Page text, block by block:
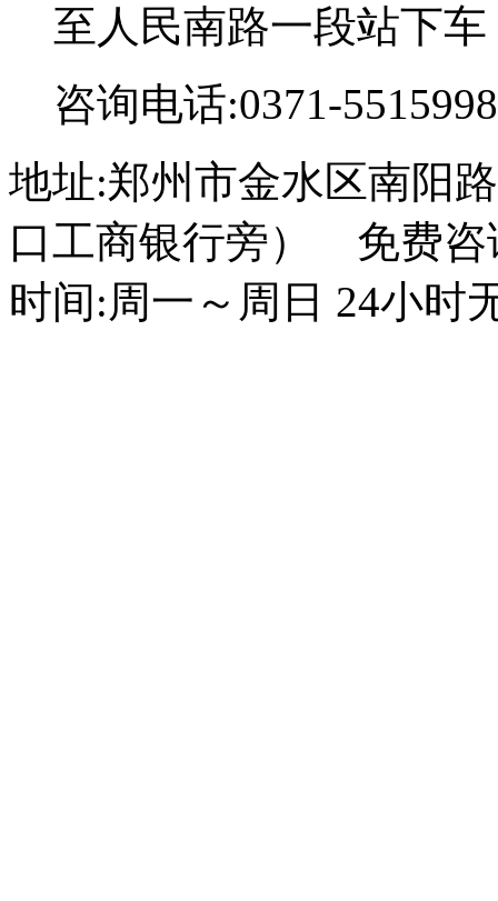
至人民南路一段站下
咨询电话:0371-
地址:郑州市金水区南阳
口工商银行旁） 免费咨
时间:周一～周日 24小时